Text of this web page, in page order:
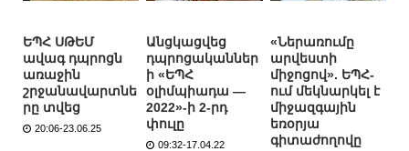
ԵՊՀ ՍԹԵՄ
ավագ դպրոցն
առաջին
շրջանավարտնե
րը տվեց
20:06-23.06.25
Անցկացվեց
դպրոցականներ
ի «ԵՊՀ
օլիմպիադա —
2022»-ի 2-րդ
փուլը
09:32-17.04.22
«Ներառումը
արվեստի
միջոցով». ԵՊՀ-
ում մեկնարկել է
միջազգային
եռօրյա
գիտաժողովը